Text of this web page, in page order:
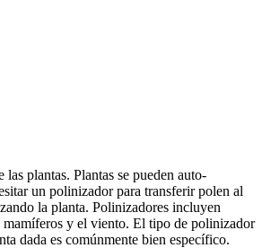
plantas. Plantas se pueden auto-
un polinizador para transferir polen al
la planta. Polinizadores incluyen
mamíferos y el viento. El tipo de polinizador
dada es comúnmente bien específico.